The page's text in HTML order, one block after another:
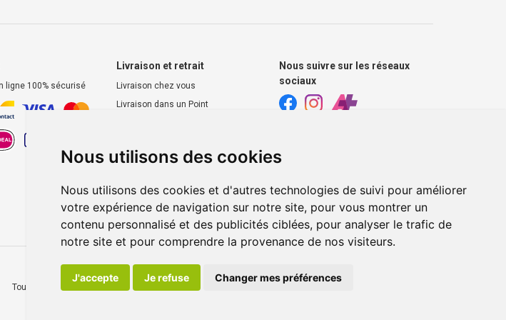
Nous utilisons des cookies
Nous utilisons des cookies et d'autres technologies de suivi pour améliorer
votre expérience de navigation sur notre site, pour vous montrer un
contenu personnalisé et des publicités ciblées, pour analyser le trafic de
notre site et pour comprendre la provenance de nos visiteurs.
J'accepte Je refuse Changer mes préférences
ligne 100% sécurisé
Livraison et retrait
Livraison chez vous
Livraison dans un Point
Retrait en casiers extérieurs
Nous suivre sur les réseaux
sociaux
Tous droits réservés Apotekisto , pharmacie en ligne